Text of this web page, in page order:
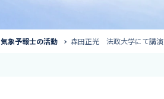
気象予報士の活動 森田正光 法政大学にて講演